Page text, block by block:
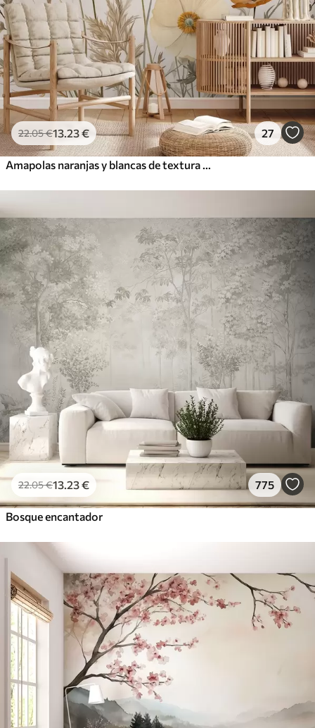
22.05€13 .23€ 27
22.05€13 .23€ 775
Bosque encantador